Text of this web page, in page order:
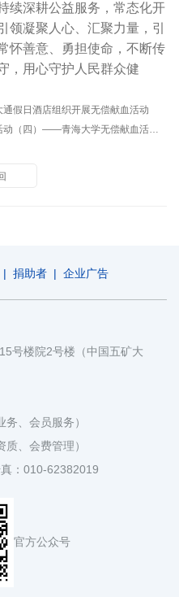
续深耕公益服务，常态化开
领凝聚人心、汇聚力量，引
怀善意、勇担使命，不断传
，用心守护人民群众健
假日酒店组织开展无偿献血活动
（四）——青海大学无偿献血活动纪实
| 捐助者 | 企业广告
号楼院2号楼（中国五矿大
务、会员服务）
、会费管理）
：010-62382019
官方公众号